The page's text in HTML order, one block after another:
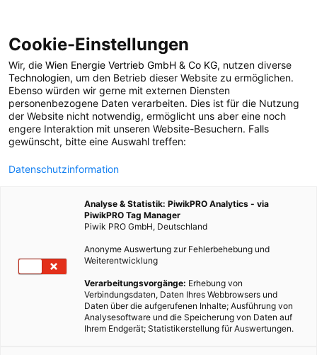
POSTS BY TAG
gesunde Jause
2 BEITRÄGE
Cookie-Einstellungen
Wir, die Wien Energie Vertrieb GmbH & Co KG, nutzen diverse
Technologien, um den Betrieb dieser Website zu ermöglichen.
Ebenso würden wir gerne mit externen Diensten
personenbezogene Daten verarbeiten. Dies ist für die Nutzung
der Website nicht notwendig, ermöglicht uns aber eine noch
engere Interaktion mit unseren Website-Besuchern. Falls
gewünscht, bitte eine Auswahl treffen:
Datenschutzinformation
Analyse & Statistik: PiwikPRO Analytics - via
PiwikPRO Tag Manager
Piwik PRO GmbH, Deutschland
Anonyme Auswertung zur Fehlerbehebung und
Weiterentwicklung
Verarbeitungsvorgänge: Erhebung von
Verbindungsdaten, Daten Ihres Webbrowsers und
Daten über die aufgerufenen Inhalte; Ausführung von
Analysesoftware und die Speicherung von Daten auf
Ihrem Endgerät; Statistikerstellung für Auswertungen.